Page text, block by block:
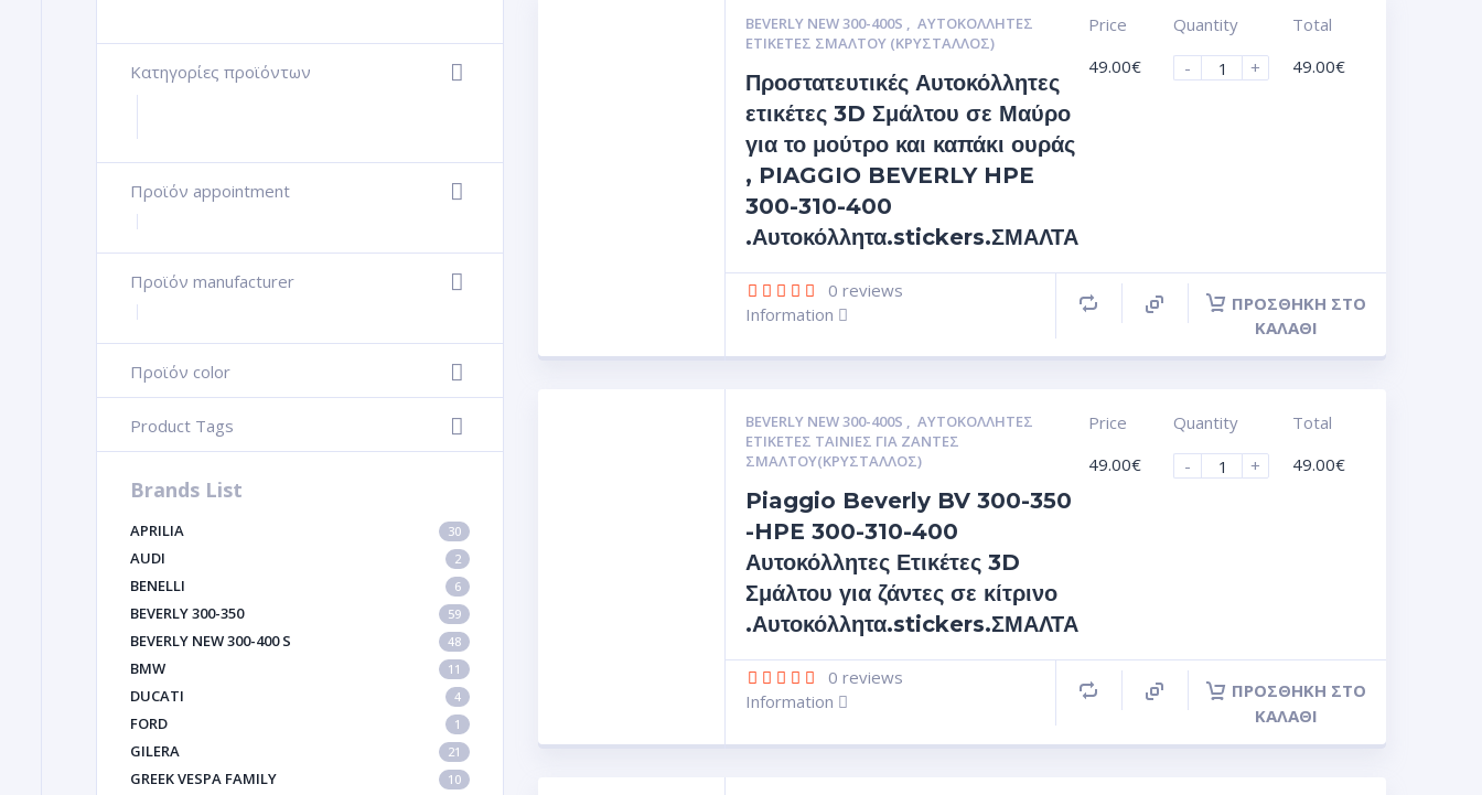
Κατηγορίες προϊόντων
+
Προϊόν appointment
+
Προϊόν manufacturer
+
Προϊόν color
-
Product Tags
-
Brands List
APRILIA 30
AUDI 2
BENELLI 6
BEVERLY 300-350 59
BEVERLY NEW 300-400 S 48
BMW 11
DUCATI 4
FORD 1
GILERA 21
GREEK VESPA FAMILY 10
BEVERLY NEW 300-400S ,ΑΥΤΟΚΌΛΛΗΤΕΣ
ΕΤΙΚΈΤΕΣ ΣΜΆΛΤΟΥ (ΚΡΥΣΤΑΛΛΟΣ)
Προστατευτικές Αυτοκόλλητες
ετικέτες 3D Σμάλτου σε Μαύρο
για το μούτρο και καπάκι ουράς
, PIAGGIO BEVERLY HPE
300-310-400
.Αυτοκόλλητα.stickers.ΣΜΑΛΤΑ
Price
49.00€
Quantity
-
+
Total
49.00€
0 reviews
Information
ΠΡΟΣΘΉΚΗ ΣΤΟ
ΚΑΛΆΘΙ
BEVERLY NEW 300-400S ,ΑΥΤΟΚΌΛΛΗΤΕΣ
ΕΤΙΚΈΤΕΣ ΤΑΙΝΊΕΣ ΓΙΑ ΖΆΝΤΕΣ
ΣΜΆΛΤΟΥ(ΚΡΎΣΤΑΛΛΟΣ)
Piaggio Beverly BV 300-350
-HPE 300-310-400
Αυτοκόλλητες Ετικέτες 3D
Σμάλτου για ζάντες σε κίτρινο
.Αυτοκόλλητα.stickers.ΣΜΑΛΤΑ
Price
49.00€
Quantity
-
+
Total
49.00€
0 reviews
Information
ΠΡΟΣΘΉΚΗ ΣΤΟ
ΚΑΛΆΘΙ